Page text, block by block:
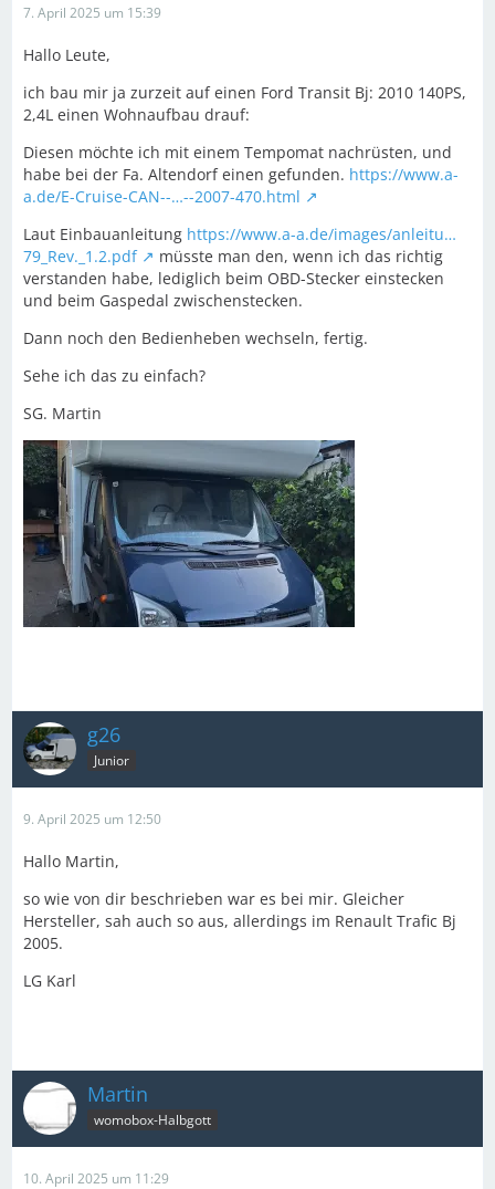
7. April 2025 um 15:39
Hallo Leute,
ich bau mir ja zurzeit auf einen Ford Transit Bj: 2010 140PS,
2,4L einen Wohnaufbau drauf:
Diesen möchte ich mit einem Tempomat nachrüsten, und
habe bei der Fa. Altendorf einen gefunden. https://www.a-
a.de/E-Cruise-CAN--…--2007-470.html
Laut Einbauanleitung https://www.a-a.de/images/anleitu…
79_Rev._1.2.pdf
müsste man den, wenn ich das richtig
verstanden habe, lediglich beim OBD-Stecker einstecken
und beim Gaspedal zwischenstecken.
Dann noch den Bedienheben wechseln, fertig.
Sehe ich das zu einfach?
SG. Martin
g26
Junior
9. April 2025 um 12:50
Hallo Martin,
so wie von dir beschrieben war es bei mir. Gleicher
Hersteller, sah auch so aus, allerdings im Renault Trafic Bj
2005.
LG Karl
Martin
womobox-Halbgott
10. April 2025 um 11:29